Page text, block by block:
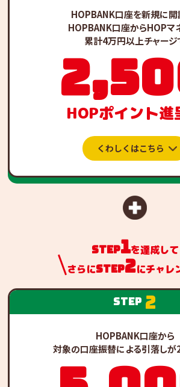
HOPBANK口座を新規に開
HOPBANK口座からHOPマ
累計4万円以上チャージ
HOPポイント進
くわしくはこちら
step1を達成して
さらにstep2にチャレ
step 2
HOPBANK口座から
対象の口座振替による引落しが